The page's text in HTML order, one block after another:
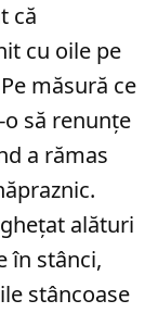
că
cu oile pe
măsură ce
să renunțe
a rămas
alături
în stânci,
stâncoase